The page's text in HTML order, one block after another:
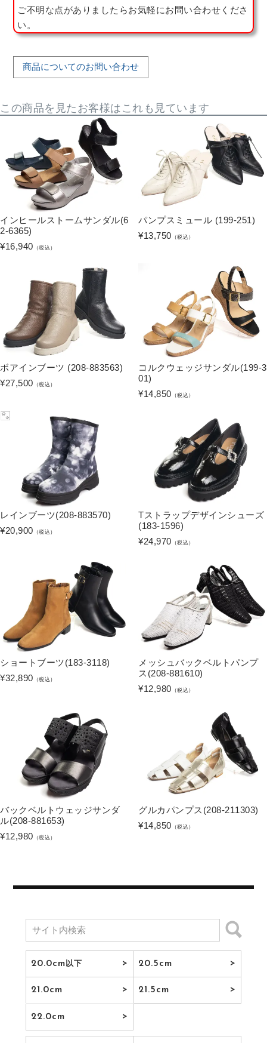
ご不明な点がありましたらお気軽にお問い合わせくださ
い。
商品についてのお問い合わせ
この商品を見たお客様はこれも見ています
インヒールストームサンダル(6
2-6365)
¥16,940 （税込）
パンプスミュール (199-251)
¥13,750 （税込）
ボアインブーツ (208-883563)
¥27,500 （税込）
コルクウェッジサンダル(199-3
01)
¥14,850 （税込）
レインブーツ(208-883570)
¥20,900 （税込）
Tストラップデザインシューズ
(183-1596)
¥24,970 （税込）
ショートブーツ(183-3118)
¥32,890 （税込）
メッシュバックベルトパンプ
ス(208-881610)
¥12,980 （税込）
バックベルトウェッジサンダ
ル(208-881653)
¥12,980 （税込）
グルカパンプス(208-211303)
¥14,850 （税込）
20.0cm 以下 20.5cm
21.0cm 21.5cm
22.0cm